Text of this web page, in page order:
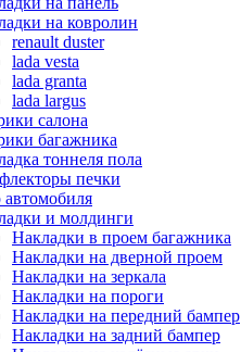
на ковролин
renault duster
lada vesta
lada granta
lada largus
салона
багажника
тоннеля пола
печки
автомобиля
и молдинги
Накладки в проем багажника
Накладки на дверной проем
Накладки на зеркала
Накладки на пороги
Накладки на передний бампер
Накладки на задний бампер